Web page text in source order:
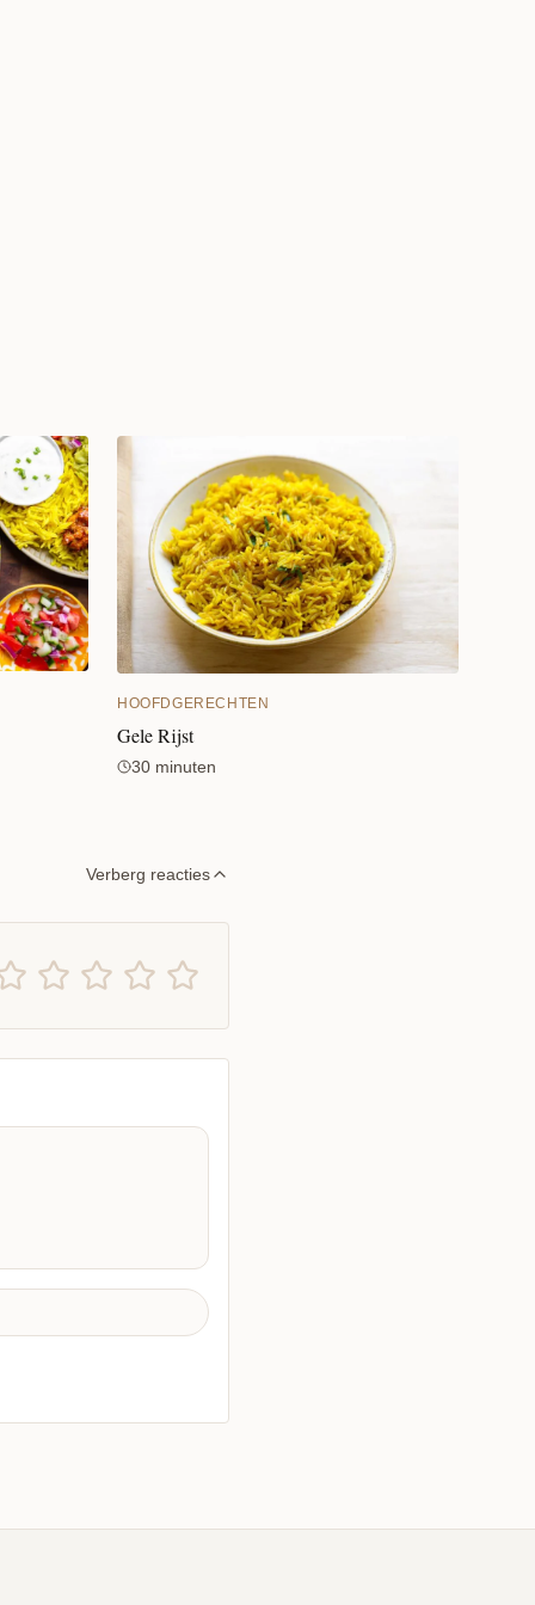
HOOFDGERECHTEN
Gele Rijst
30 minuten
Verberg reacties